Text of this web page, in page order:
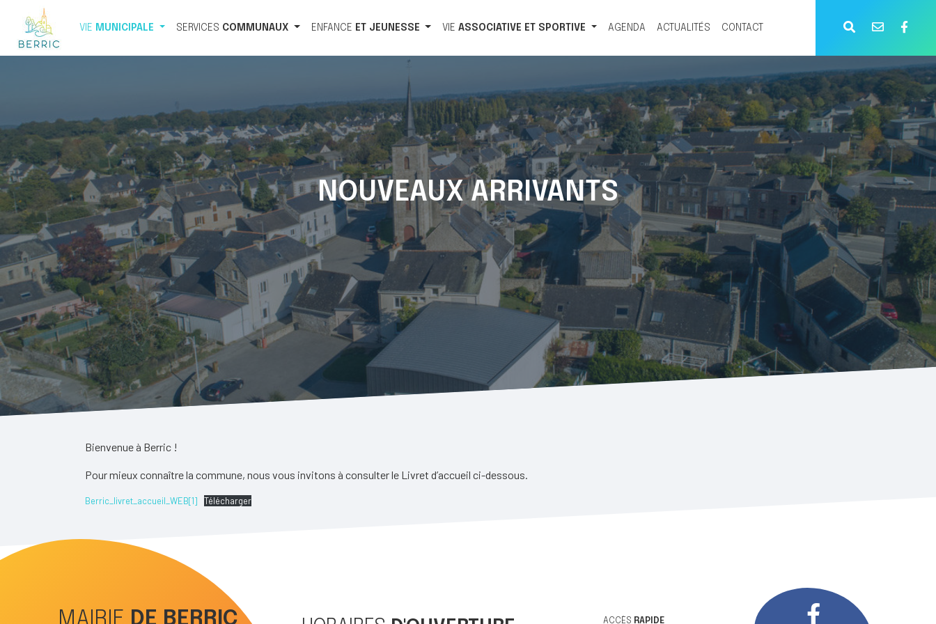
VIE MUNICIPALE SERVICES COMMUNAUX ENFANCE ET JEUNESSE VIE ASSOCIATIVE ET SPORTIVE AGENDA ACTUALITÉS CONTACT
NOUVEAUX ARRIVANTS
Bienvenue à Berric !
Pour mieux connaître la commune, nous vous invitons à consulter le Livret d’accueil ci-dessous.
Berric_livret_accueil_WEB[1] Télécharger
MAIRIE DE BERRIC ACCÈS RAPIDE